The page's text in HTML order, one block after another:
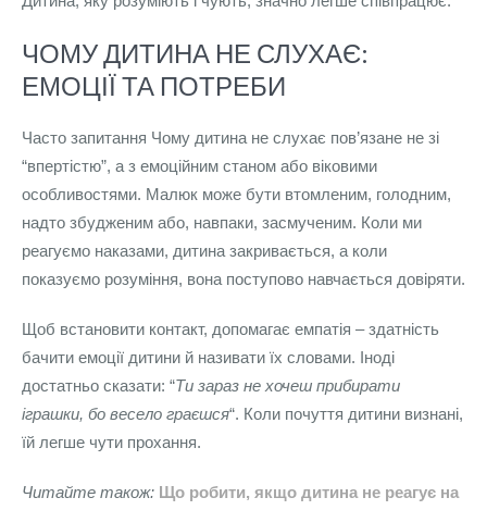
ЧОМУ ДИТИНА НЕ СЛУХАЄ:
ЕМОЦІЇ ТА ПОТРЕБИ
Часто запитання Чому дитина не слухає пов’язане не зі
“впертістю”, а з емоційним станом або віковими
особливостями. Малюк може бути втомленим, голодним,
надто збудженим або, навпаки, засмученим. Коли ми
реагуємо наказами, дитина закривається, а коли
показуємо розуміння, вона поступово навчається довіряти.
Щоб встановити контакт, допомагає емпатія – здатність
бачити емоції дитини й називати їх словами. Іноді
достатньо сказати: “Ти зараз не хочеш прибирати
іграшки, бо весело граєшся“. Коли почуття дитини визнані,
їй легше чути прохання.
Читайте також: Що робити, якщо дитина не реагує на